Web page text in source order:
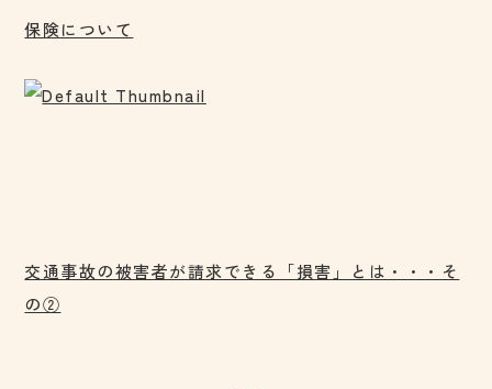
保険について
交通事故の被害者が請求できる「損害」とは・・・そ
の②